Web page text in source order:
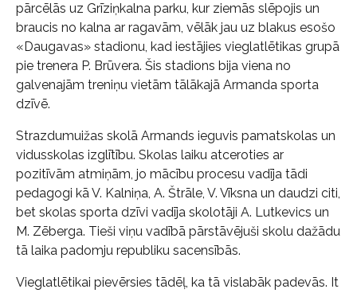
pārcēlās uz Grīziņkalna parku, kur ziemās slēpojis un
braucis no kalna ar ragavām, vēlāk jau uz blakus esošo
«Daugavas» stadionu, kad iestājies vieglatlētikas grupā
pie trenera P. Brūvera. Šis stadions bija viena no
galvenajām treniņu vietām tālākajā Armanda sporta
dzīvē.
Strazdumuižas skolā Armands ieguvis pamatskolas un
vidusskolas izglītību. Skolas laiku atceroties ar
pozitīvām atmiņām, jo mācību procesu vadīja tādi
pedagogi kā V. Kalniņa, A. Štrāle, V. Vīksna un daudzi citi,
bet skolas sporta dzīvi vadīja skolotāji A. Lutkevics un
M. Zēberga. Tieši viņu vadībā pārstāvējuši skolu dažādu
tā laika padomju republiku sacensībās.
Vieglatlētikai pievērsies tādēļ, ka tā vislabāk padevās. It